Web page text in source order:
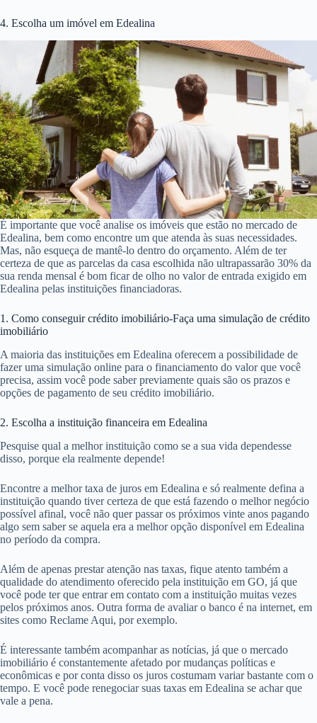
4. Escolha um imóvel em Edealina
É importante que você analise os imóveis que estão no mercado de
Edealina, bem como encontre um que atenda às suas necessidades.
Mas, não esqueça de mantê-lo dentro do orçamento. Além de ter
certeza de que as parcelas da casa escolhida não ultrapassarão 30% da
sua renda mensal é bom ficar de olho no valor de entrada exigido em
Edealina pelas instituições financiadoras.
1. Como conseguir crédito imobiliário-Faça uma simulação de crédito
imobiliário
A maioria das instituições em Edealina oferecem a possibilidade de
fazer uma simulação online para o financiamento do valor que você
precisa, assim você pode saber previamente quais são os prazos e
opções de pagamento de seu crédito imobiliário.
2. Escolha a instituição financeira em Edealina
Pesquise qual a melhor instituição como se a sua vida dependesse
disso, porque ela realmente depende!
Encontre a melhor taxa de juros em Edealina e só realmente defina a
instituição quando tiver certeza de que está fazendo o melhor negócio
possível afinal, você não quer passar os próximos vinte anos pagando
algo sem saber se aquela era a melhor opção disponível em Edealina
no período da compra.
Além de apenas prestar atenção nas taxas, fique atento também a
qualidade do atendimento oferecido pela instituição em GO, já que
você pode ter que entrar em contato com a instituição muitas vezes
pelos próximos anos. Outra forma de avaliar o banco é na internet, em
sites como Reclame Aqui, por exemplo.
É interessante também acompanhar as notícias, já que o mercado
imobiliário é constantemente afetado por mudanças políticas e
econômicas e por conta disso os juros costumam variar bastante com o
tempo. E você pode renegociar suas taxas em Edealina se achar que
vale a pena.